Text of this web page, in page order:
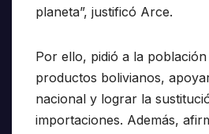
planeta”, justificó Arce.
Por ello, pidió a la
productos bolivianos,
nacional y lograr la
importaciones. Además,